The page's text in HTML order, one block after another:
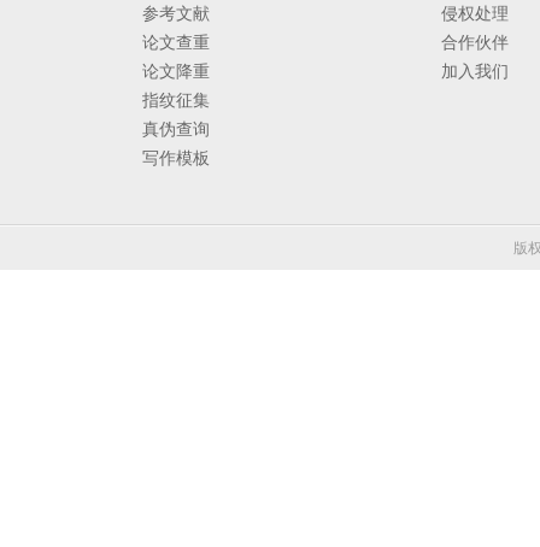
参考文献
论文查重
论文降重
指纹征集
真伪查询
写作模板
侵权处理
合作伙伴
加入我们
版